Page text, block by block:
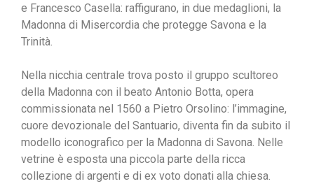
e Francesco Casella: raffigurano, in due medaglioni, la
Madonna di Misercordia che protegge Savona e la
Trinità.
Nella nicchia centrale trova posto il gruppo scultoreo
della Madonna con il beato Antonio Botta, opera
commissionata nel 1560 a Pietro Orsolino: l’immagine,
cuore devozionale del Santuario, diventa fin da subito il
modello iconografico per la Madonna di Savona. Nelle
vetrine è esposta una piccola parte della ricca
collezione di argenti e di ex voto donati alla chiesa.